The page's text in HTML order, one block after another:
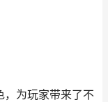
为玩家带来了不